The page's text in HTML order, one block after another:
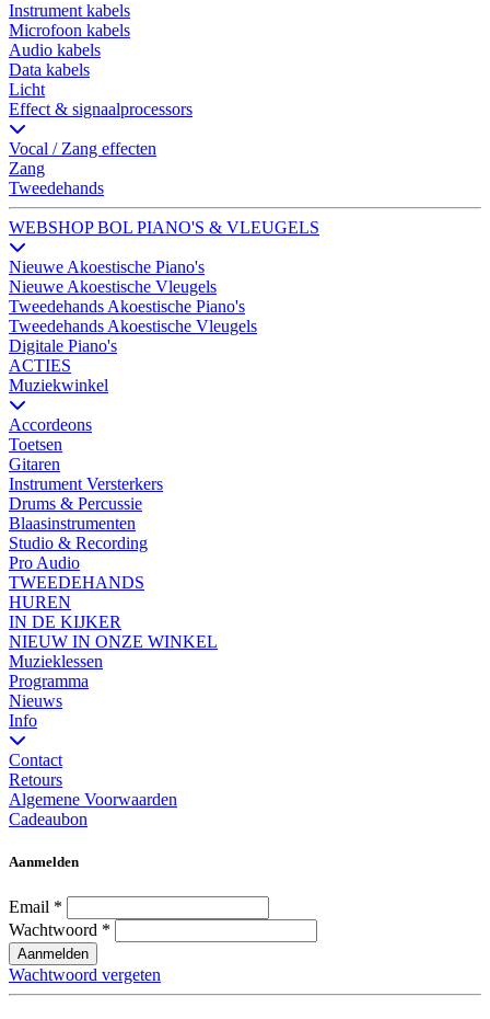
Instrument kabels
Microfoon kabels
Audio kabels
Data kabels
Licht
Effect & signaalprocessors
Vocal / Zang effecten
Zang
Tweedehands
WEBSHOP BOL PIANO'S & VLEUGELS
Nieuwe Akoestische Piano's
Nieuwe Akoestische Vleugels
Tweedehands Akoestische Piano's
Tweedehands Akoestische Vleugels
Digitale Piano's
ACTIES
Muziekwinkel
Accordeons
Toetsen
Gitaren
Instrument Versterkers
Drums & Percussie
Blaasinstrumenten
Studio & Recording
Pro Audio
TWEEDEHANDS
HUREN
IN DE KIJKER
NIEUW IN ONZE WINKEL
Muzieklessen
Programma
Nieuws
Info
Contact
Retours
Algemene Voorwaarden
Cadeaubon
Aanmelden
Email *
Wachtwoord *
Aanmelden
Wachtwoord vergeten